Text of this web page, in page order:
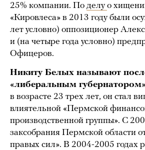
25% компании. По делуо
«Кировлеса» в 2013 году были
лет условно) оппозиционер
и (на четыре года условно)
Офицеров.
Никиту Белых называют
«либеральным
в возрасте 23 трех лет, он стал
влиятельной «Пермской
производственной группы». С
заксобрания Пермской области
правых сил». В 2004-2005 годах